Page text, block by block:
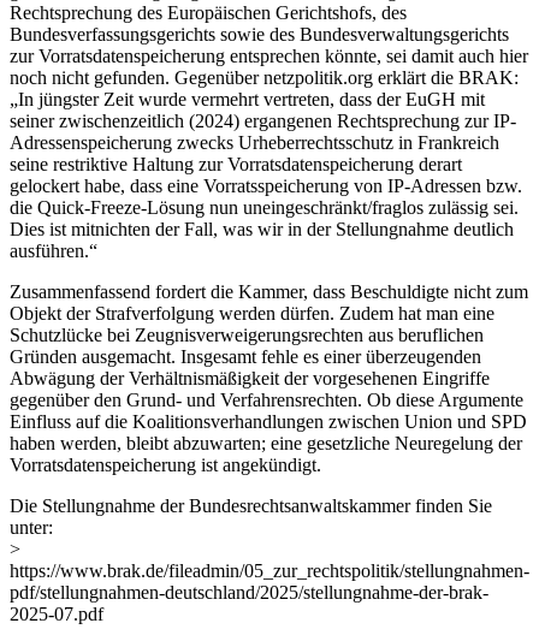
Rechtsprechung des Europäischen Gerichtshofs, des
Bundesverfassungsgerichts sowie des Bundesverwaltungsgerichts
zur Vorratsdatenspeicherung entsprechen könnte, sei damit auch hier
noch nicht gefunden. Gegenüber netzpolitik.org erklärt die BRAK:
„In jüngster Zeit wurde vermehrt vertreten, dass der EuGH mit
seiner zwischenzeitlich (2024) ergangenen Rechtsprechung zur IP-
Adressenspeicherung zwecks Urheberrechtsschutz in Frankreich
seine restriktive Haltung zur Vorratsdatenspeicherung derart
gelockert habe, dass eine Vorratsspeicherung von IP-Adressen bzw.
die Quick-Freeze-Lösung nun uneingeschränkt/fraglos zulässig sei.
Dies ist mitnichten der Fall, was wir in der Stellungnahme deutlich
ausführen.“
Zusammenfassend fordert die Kammer, dass Beschuldigte nicht zum
Objekt der Strafverfolgung werden dürfen. Zudem hat man eine
Schutzlücke bei Zeugnisverweigerungsrechten aus beruflichen
Gründen ausgemacht. Insgesamt fehle es einer überzeugenden
Abwägung der Verhältnismäßigkeit der vorgesehenen Eingriffe
gegenüber den Grund- und Verfahrensrechten. Ob diese Argumente
Einfluss auf die Koalitionsverhandlungen zwischen Union und SPD
haben werden, bleibt abzuwarten; eine gesetzliche Neuregelung der
Vorratsdatenspeicherung ist angekündigt.
Die Stellungnahme der Bundesrechtsanwaltskammer finden Sie
unter:
>
https://www.brak.de/fileadmin/05_zur_rechtspolitik/stellungnahmen-
pdf/stellungnahmen-deutschland/2025/stellungnahme-der-brak-
2025-07.pdf